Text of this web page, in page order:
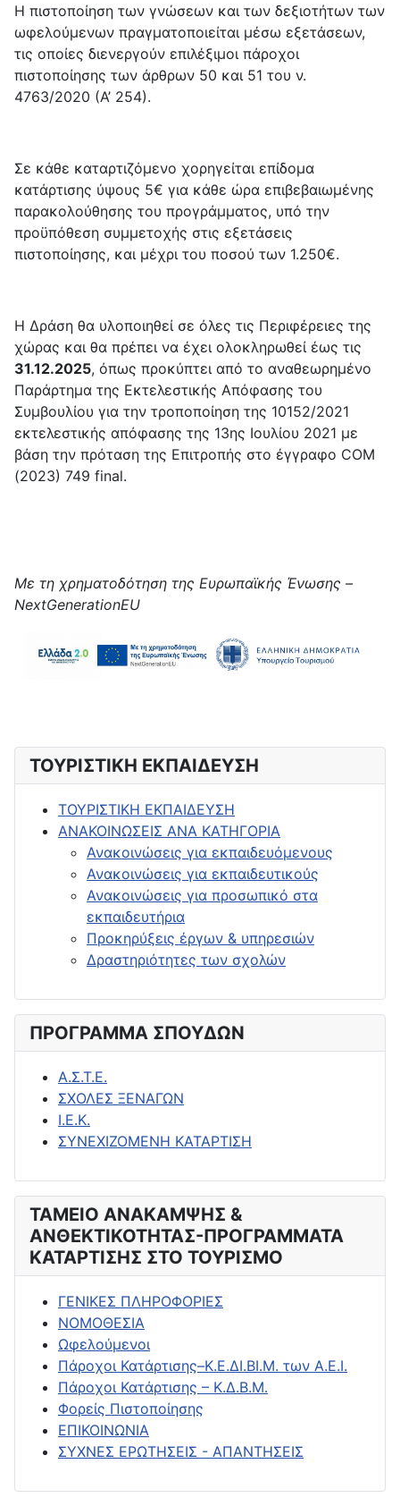
ΤΟΥΡΙΣΤΙΚΗ ΕΚΠΑΙΔΕΥΣΗ
ΤΟΥΡΙΣΤΙΚΗ ΕΚΠΑΙΔΕΥΣΗ
ΑΝΑΚΟΙΝΩΣΕΙΣ ΑΝΑ ΚΑΤΗΓΟΡΙΑ
Ανακοινώσεις για εκπαιδευόμενους
Ανακοινώσεις για εκπαιδευτικούς
Ανακοινώσεις για προσωπικό στα
εκπαιδευτήρια
Προκηρύξεις έργων & υπηρεσιών
Δραστηριότητες των σχολών
ΠΡΟΓΡΑΜΜΑ ΣΠΟΥΔΩΝ
Α.Σ.Τ.Ε.
ΣΧΟΛΕΣ ΞΕΝΑΓΩΝ
Ι.Ε.Κ.
ΣΥΝΕΧΙΖΟΜΕΝΗ ΚΑΤΑΡΤΙΣΗ
ΤΑΜΕΙΟ ΑΝΑΚΑΜΨΗΣ &
ΑΝΘΕΚΤΙΚΟΤΗΤΑΣ-ΠΡΟΓΡΑΜΜΑΤΑ
ΚΑΤΑΡΤΙΣΗΣ ΣΤΟ ΤΟΥΡΙΣΜΟ
ΓΕΝΙΚΕΣ ΠΛΗΡΟΦΟΡΙΕΣ
ΝΟΜΟΘΕΣΙΑ
Ωφελούμενοι
Πάροχοι Κατάρτισης–Κ.Ε.ΔΙ.ΒΙ.Μ. των Α.Ε.Ι.
Πάροχοι Κατάρτισης – Κ.Δ.Β.Μ.
Φορείς Πιστοποίησης
ΕΠΙΚΟΙΝΩΝΙΑ
ΣΥΧΝΕΣ ΕΡΩΤΗΣΕΙΣ - ΑΠΑΝΤΗΣΕΙΣ
Η πιστοποίηση των γνώσεων και των δεξιοτήτων των
ωφελούμενων πραγματοποιείται μέσω εξετάσεων,
τις οποίες διενεργούν επιλέξιμοι πάροχοι
πιστοποίησης των άρθρων 50 και 51 του ν.
4763/2020 (Α’ 254).
Σε κάθε καταρτιζόμενο χορηγείται επίδομα
κατάρτισης ύψους 5€ για κάθε ώρα επιβεβαιωμένης
παρακολούθησης του προγράμματος, υπό την
προϋπόθεση συμμετοχής στις εξετάσεις
πιστοποίησης, και μέχρι του ποσού των 1.250€.
Η Δράση θα υλοποιηθεί σε όλες τις Περιφέρειες της
χώρας και θα πρέπει να έχει ολοκληρωθεί έως τις
31.12.2025, όπως προκύπτει από το αναθεωρημένο
Παράρτημα της Εκτελεστικής Απόφασης του
Συμβουλίου για την τροποποίηση της 10152/2021
εκτελεστικής απόφασης της 13ης Ιουλίου 2021 με
βάση την πρόταση της Επιτροπής στο έγγραφο COM
(2023) 749 final.
Με τη χρηματοδότηση της Ευρωπαϊκής Ένωσης –
NextGenerationEU